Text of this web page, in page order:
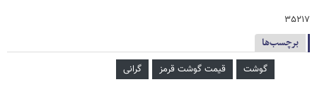
۳۵۲۱۷
برچسب‌ها
گوشت قیمت گوشت قرمز گرانی